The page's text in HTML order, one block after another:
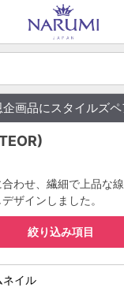
画品にスタイルズ
わせ、繊細で上品な
ザインしました。
絞り込み項目